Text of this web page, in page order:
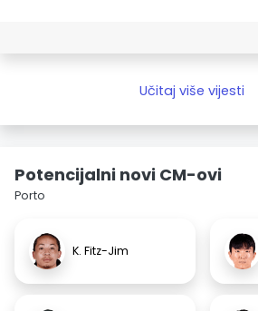
Učitaj više vijesti
Potencijalni novi CM-ovi
Porto
K. Fitz-Jim